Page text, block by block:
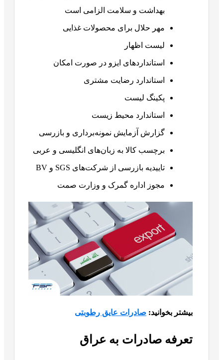
بهداشت و سلامت الزامی است
مهر حلال برای محصولات غذایی
لیست اظهار
استانداردهای ایزو در صورت امکان
استاندارد رضایت مشتری
پکینگ لیست
استاندارد محیط زیست
گزارش آزمایش نمونه‌برداری و بازرسی
برچسب کالا به زبان‌های انگلیسی و عربی
تاییدیه بازرسی از شرکت‌های SGS و BV
مجوز اداره گمرک و وزارت صمت
بیشتر بخوانید: صادرات عایق رطوبتی
تعرفه صادرات به عراق